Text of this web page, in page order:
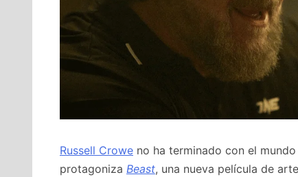
Russell Crowe no ha terminado con el
protagoniza Beast, una nueva película de